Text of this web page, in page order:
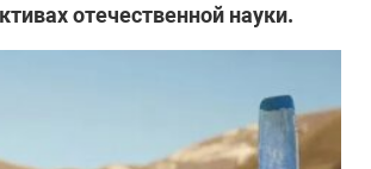
отечественной науки.